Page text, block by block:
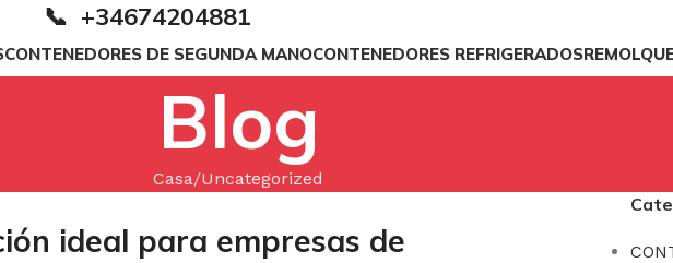
📞 +34674204881
CONTENEDORES DE SEGUNDA MANOCONTENEDORES REFRIGERADOS
Blog
Casa Uncategorized
ideal para empresas de